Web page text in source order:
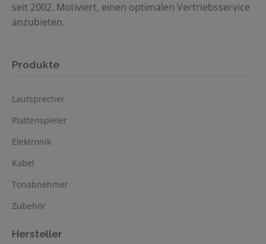
seit 2002. Motiviert, einen optimalen Vertriebsservice
anzubieten.
Produkte
Lautsprecher
Plattenspieler
Elektronik
Kabel
Tonabnehmer
Zubehör
Hersteller